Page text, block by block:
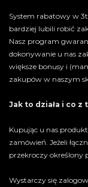
System rabatowy w
bardziej lubili robić
Nasz program
dokonywanie u nas
większe bonusy i
zakupów w naszym
Jak to działa i co z
Kupując u nas
zamówień. Jeżeli
przekroczy określony
Wystarczy się